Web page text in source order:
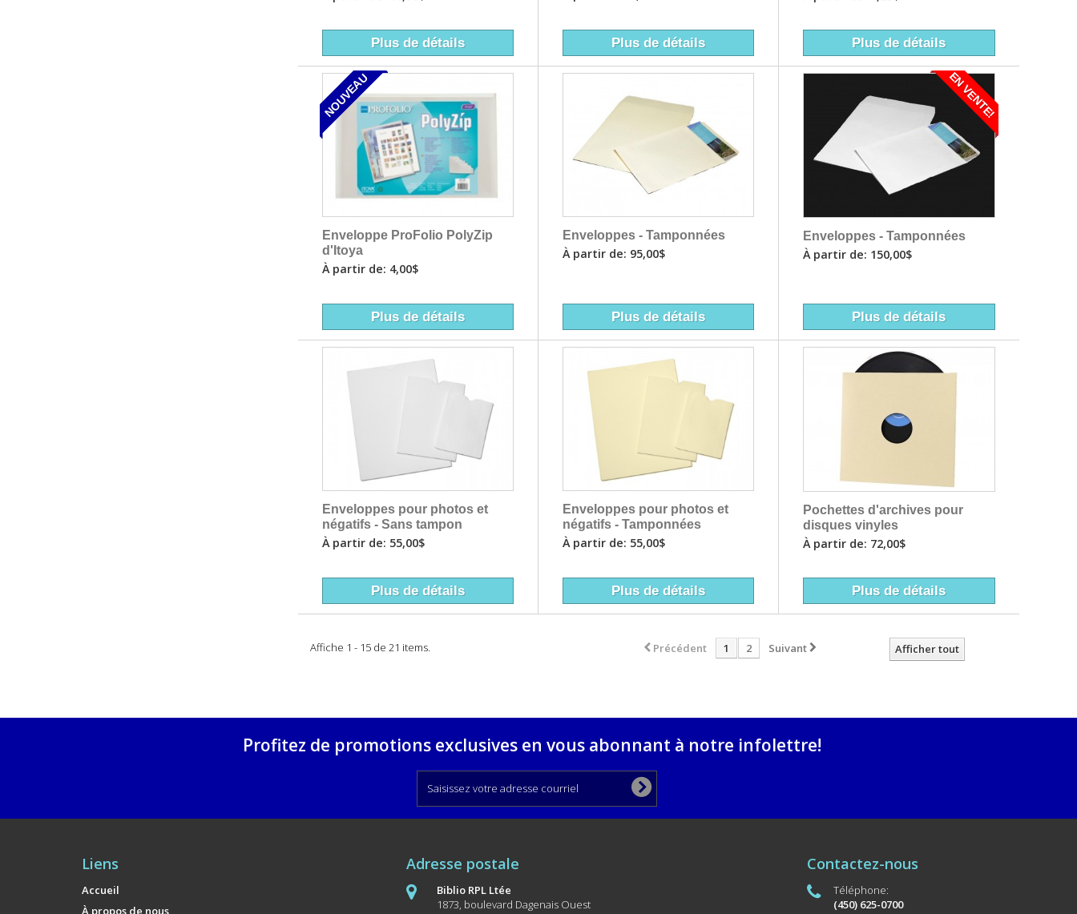
Plus de détails Plus de détails Plus de détails
NOUVEAU
Enveloppe ProFolio PolyZip
d'Itoya
À partir de: 4,00$
Plus de détails
Enveloppes - Tamponnées
À partir de: 95,00$
Plus de détails
EN VENTE!
Enveloppes - Tamponnées
À partir de: 150,00$
Plus de détails
Enveloppes pour photos et
négatifs - Sans tampon
À partir de: 55,00$
Plus de détails
Enveloppes pour photos et
négatifs - Tamponnées
À partir de: 55,00$
Plus de détails
Pochettes d'archives pour
disques vinyles
À partir de: 72,00$
Plus de détails
Afficher tout
Précédent 1 2 Suivant
Affiche 1 - 15 de 21 items.
Profitez de promotions exclusives en vous abonnant à notre infolettre!
Liens
Accueil
À propos de nous
Adresse postale
Biblio RPL Ltée
1873, boulevard Dagenais Ouest
Contactez-nous
Téléphone:
(450) 625-0700